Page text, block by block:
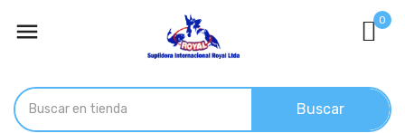
 0
Buscar